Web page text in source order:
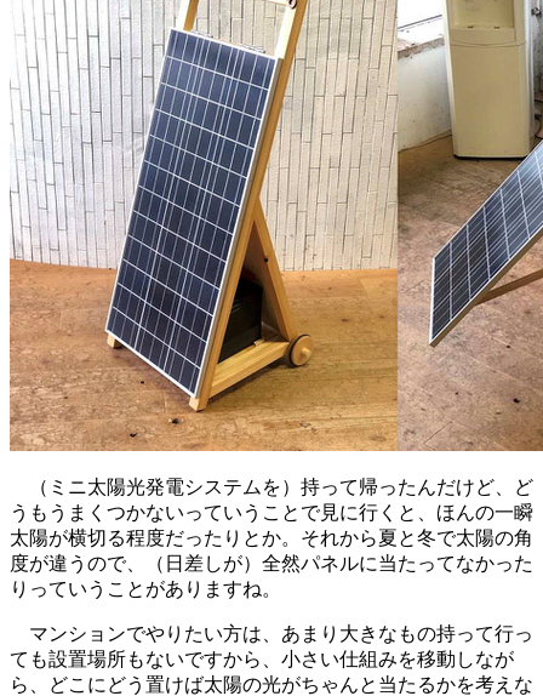
（ミニ太陽光発電システムを）持って帰ったんだけど、ど
うもうまくつかないっていうことで見に行くと、ほんの一瞬
太陽が横切る程度だったりとか。それから夏と冬で太陽の角
度が違うので、（日差しが）全然パネルに当たってなかった
りっていうことがありますね。
マンションでやりたい方は、あまり大きなもの持って行っ
ても設置場所もないですから、小さい仕組みを移動しなが
ら、どこにどう置けば太陽の光がちゃんと当たるかを考えな